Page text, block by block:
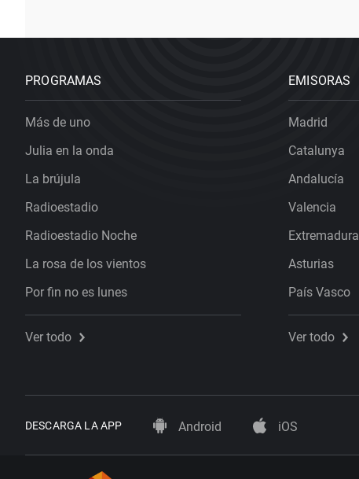
PROGRAMAS
Más de uno
Julia en la onda
La brújula
Radioestadio
Radioestadio Noche
La rosa de los vientos
Por fin no es lunes
Ver todo
EMISORAS
Madrid
Catalunya
Andalucía
Valencia
Extremadura
Asturias
País Vasco
Ver todo
DESCARGA LA APP Android iOS